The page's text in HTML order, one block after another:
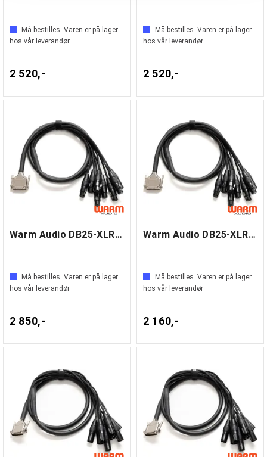
Må bestilles. Varen er på lager
hos vår leverandør
2 520,-
Må bestilles. Varen er på lager
hos vår leverandør
2 520,-
Warm Audio DB25-XLRf 6m
Må bestilles. Varen er på lager
hos vår leverandør
2 850,-
Warm Audio DB25-XLRf 1,8m
Må bestilles. Varen er på lager
hos vår leverandør
2 160,-